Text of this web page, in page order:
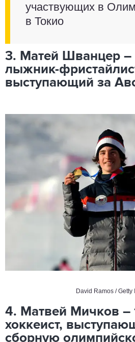
участвующих в
в Токио
3. Матей Шванцер –
лыжник-
выступающий за
David Ramos / Getty
4. Матвей Мичков –
хоккеист,
сборную